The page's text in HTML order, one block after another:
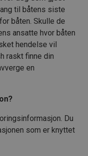
til båtens siste
båten. Skulle de
ansatte hvor båten
hendelse vil
raskt finne din
en
Du
som er knyttet